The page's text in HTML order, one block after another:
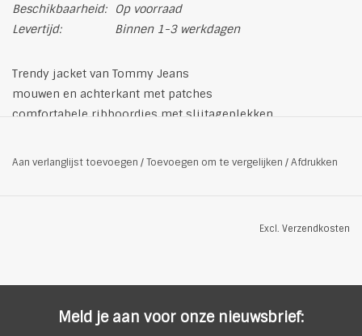
Beschikbaarheid:
Op voorraad
Levertijd:
Binnen 1-3 werkdagen
Trendy jacket van Tommy Jeans
mouwen en achterkant met patches
comfortabele ribboordjes met slijtageplekken
bovenmateriaal: 80% gerecycled polyester, 20% wol
Aan verlanglijst toevoegen /Toevoegen om te vergelijken /Afdrukken
Excl. Verzendkosten
Meld je aan voor onze nieuwsbrief: